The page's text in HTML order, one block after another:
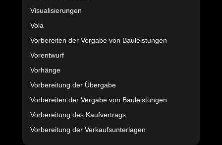
Visualisierungen
Vola
Vorbereiten der Vergabe von Bauleistungen
Vorentwurf
Vorhänge
Vorbereitung der Übergabe
Vorbereiten der Vergabe von Bauleistungen
Vorbereitung des Kaufvertrags
Vorbereitung der Verkaufsunterlagen